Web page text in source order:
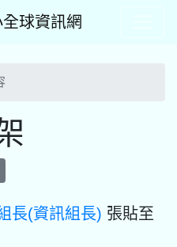
球資訊網
長(資訊組長) 張貼至